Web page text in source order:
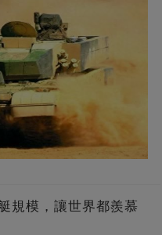
規模，讓世界都羨慕